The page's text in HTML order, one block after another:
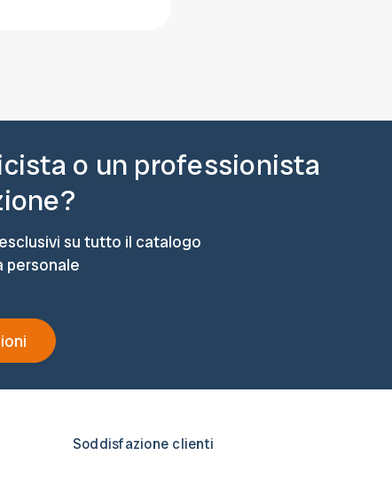
o un professionista
su tutto il catalogo
personale
Soddisfazione clienti